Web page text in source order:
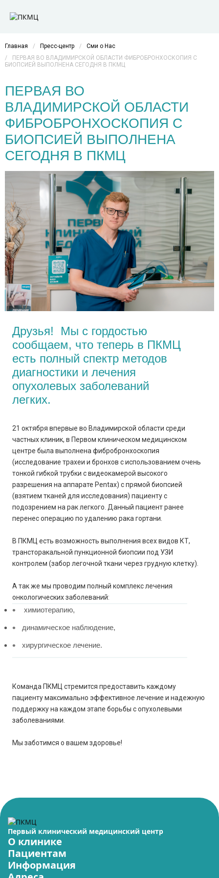
Главная / Пресс-центр /
Сми о Нас
/
ПЕРВАЯ ВО ВЛАДИМИРСКОЙ ОБЛАСТИ ФИБРОБРОНХОСКОПИЯ С
БИОПСИЕЙ ВЫПОЛНЕНА СЕГОДНЯ В ПКМЦ
ПЕРВАЯ ВО
ВЛАДИМИРСКОЙ ОБЛАСТИ
ФИБРОБРОНХОСКОПИЯ С
БИОПСИЕЙ ВЫПОЛНЕНА
СЕГОДНЯ В ПКМЦ
Друзья! Мы с гордостью
сообщаем, что теперь в ПКМЦ
есть полный спектр методов
диагностики и лечения
опухолевых заболеваний
легких.
21 октября впервые во Владимирской области среди
частных клиник, в Первом клиническом медицинском
центре была выполнена фибробронхоскопия
(исследование трахеи и бронхов с использованием очень
тонкой гибкой трубки с видеокамерой высокого
разрешения на аппарате Pentax) с прямой биопсией
(взятием тканей для исследования) пациенту с
подозрением на рак легкого. Данный пациент ранее
перенес операцию по удалению рака гортани.
В ПКМЦ есть возможность выполнения всех видов КТ,
трансторакальной пункционной биопсии под УЗИ
контролем (забор легочной ткани через грудную клетку).
А так же мы проводим полный комплекс лечения
онкологических заболеваний:
химиотерапию,
динамическое наблюдение,
хирургическое лечение.
Команда ПКМЦ стремится предоставить каждому
пациенту максимально эффективное лечение и надежную
поддержку на каждом этапе борьбы с опухолевыми
заболеваниями.
Мы заботимся о вашем здоровье!
Первый клинический медицинский центр
О клинике
Пациентам
Информация